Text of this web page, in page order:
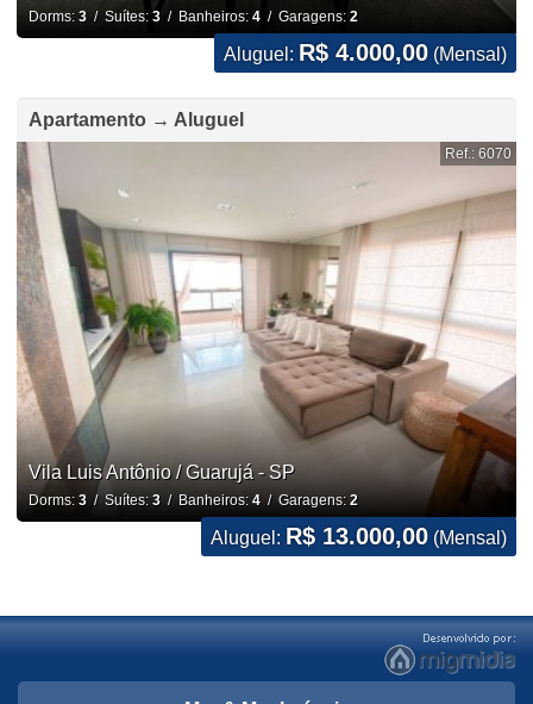
Dorms: 3/ Suítes: 3/ Banheiros: 4/ Garagens: 2
Aluguel: R$ 4.000,00 (Mensal)
Apartamento → Aluguel
Ref.: 6070
Vila Luis Antônio / Guarujá - SP
Dorms: 3/ Suítes: 3/ Banheiros: 4/ Garagens: 2
Aluguel: R$ 13.000,00 (Mensal)